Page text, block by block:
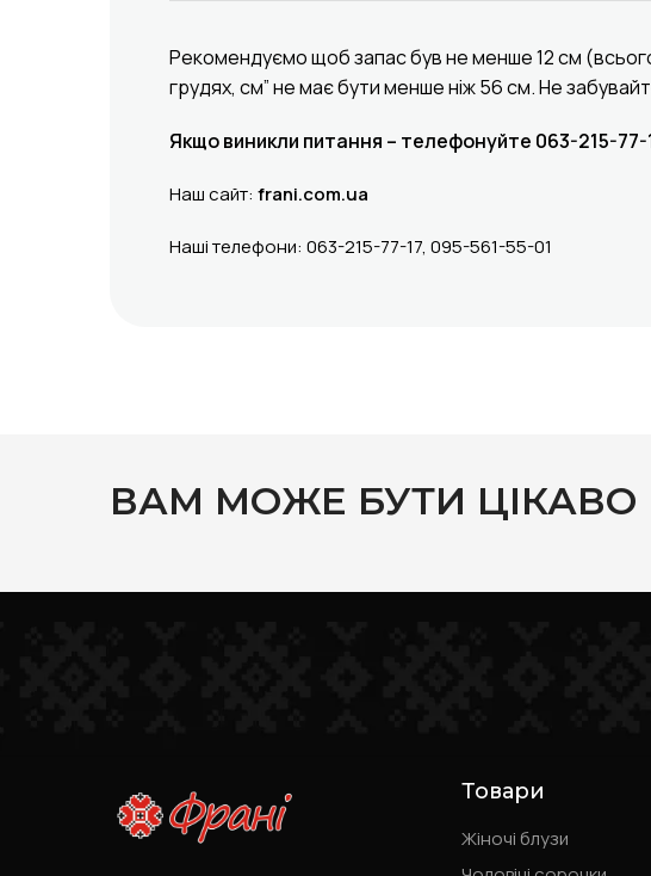
Рекомендуємо щоб запас був не менше 12 см
грудях, см” не має бути менше ніж 56 см. Не
Якщо виникли питання – телефонуйте 063-215-77-
Наш сайт: frani.com.ua
Наші телефони: 063-215-77-17, 095-561-55-01
ВАМ МОЖЕ БУТИ ЦІКАВО
Товари
Жіночі блузи